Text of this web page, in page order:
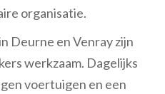
organisatie.
Deurne en Venray zijn
werkzaam. Dagelijks
voertuigen en een